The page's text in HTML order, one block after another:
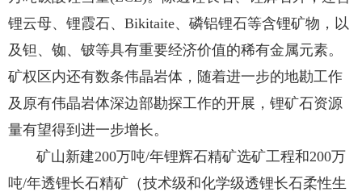
锂云母、锂霞石、Bikitaite、磷铝锂石等含锂矿物，以
及钽、铷、铍等具有重要经济价值的稀有金属元素。
矿权区内还有数条伟晶岩体，随着进一步的地勘工作
及原有伟晶岩体深边部勘探工作的开展，锂矿石资源
量有望得到进一步增长。
矿山新建200万吨/年锂辉石精矿选矿工程和200万
吨/年透锂长石精矿（技术级和化学级透锂长石柔性生